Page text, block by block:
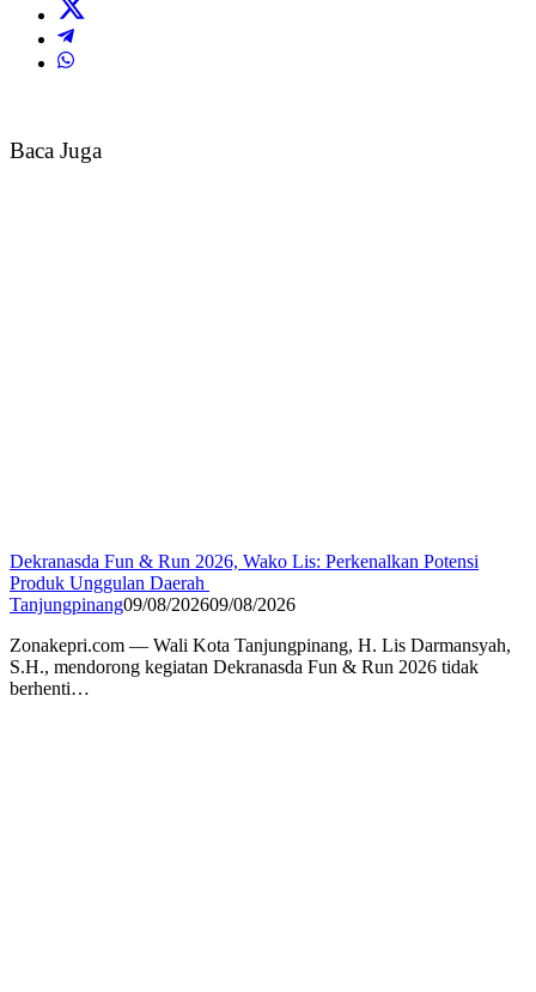
Baca Juga
Dekranasda Fun & Run 2026, Wako Lis: Perkenalkan Potensi
Produk Unggulan Daerah
Tanjungpinang09/08/202609/08/2026
Zonakepri.com — Wali Kota Tanjungpinang, H. Lis Darmansyah,
S.H., mendorong kegiatan Dekranasda Fun & Run 2026 tidak
berhenti…